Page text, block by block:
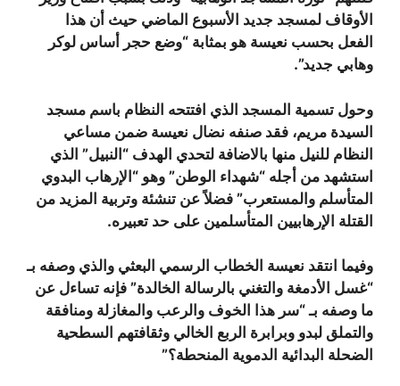
الأوقاف لمسجد جديد الأسبوع الماضي حيث أن هذا
الفعل بحسب نعيسة هو بمثابة “وضع حجر أساس لوكر
وهابي جديد”.
وحول تسمية المسجد الذي افتتحه النظام باسم مسجد
السيدة مريم، فقد صنفه نضال نعيسة ضمن مساعي
النظام للنيل منها بالاضافة لتحدي الهدف “النبيل” الذي
استشهد من أجله “شهداء الوطن” وهو “الإرهاب البدوي
المتأسلم والمستعرب” فضلاً عن تنشئة وتربية المزيد من
القتلة الإرهابيين المتأسلمين على حد تعبيره.
وفيما انتقد نعيسة الخطاب الرسمي البعثي والذي وصفه بـ
“غسل الأدمغة والتغني بالرسالة الخالدة” فإنه تساءل عن
ما وصفه بـ “سر هذا الخوف والرعب والمغازلة ومنافقة
والتملق لبدو وبرابرة الربع الخالي وثقافتهم السطحية
الضحلة البدائية الدموية المنحطة؟”